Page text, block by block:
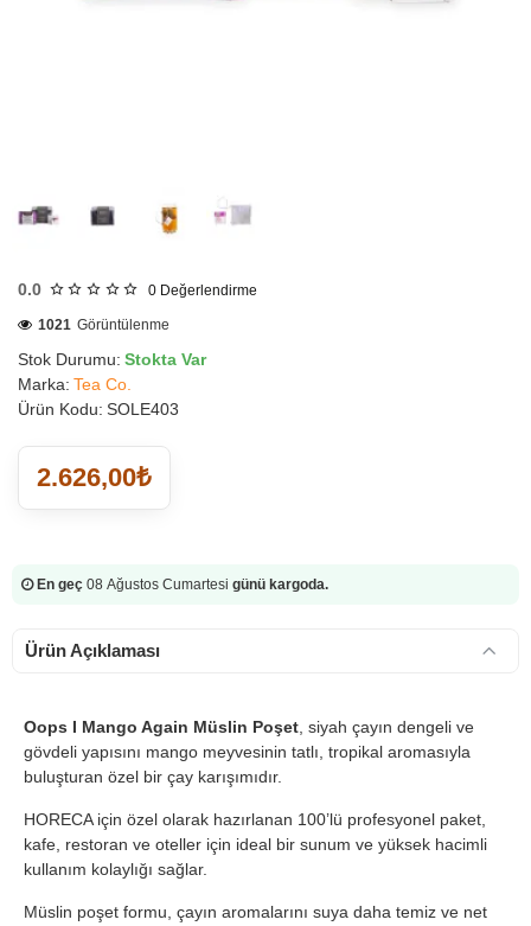
KARGO
ÜCRETSİZ
0.0 0 Değerlendirme
Stok Durumu: Stokta Var
Marka: Tea Co.
Ürün Kodu: SOLE403
1021 Görüntülenme
2.626,00₺
En geç 08 Ağustos Cumartesi günü kargoda.
Ürün Açıklaması
Oops I Mango Again Müslin Poşet , siyah çayın dengeli ve
gövdeli yapısını mango meyvesinin tatlı, tropikal aromasıyla
buluşturan özel bir çay karışımıdır.
HORECA için özel olarak hazırlanan 100’lü profesyonel paket,
kafe, restoran ve oteller için ideal bir sunum ve yüksek hacimli
kullanım kolaylığı sağlar.
Müslin poşet formu, çayın aromalarını suya daha temiz ve net